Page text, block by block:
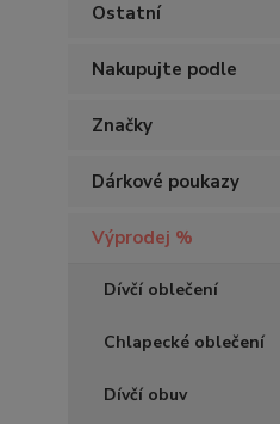
Ostatní
Nakupujte podle
Značky
Dárkové poukazy
Výprodej %
Dívčí oblečení
Chlapecké oblečení
Dívčí obuv